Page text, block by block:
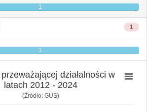
1
1
1
działalności w
latach 2012 - 2024
(Źródło: GUS)